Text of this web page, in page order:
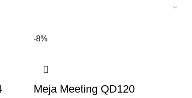
-8%
Meja Meeting QD120